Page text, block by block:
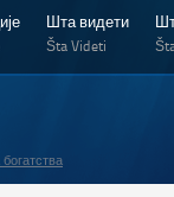
Шта видети
Šta Videti
богатства